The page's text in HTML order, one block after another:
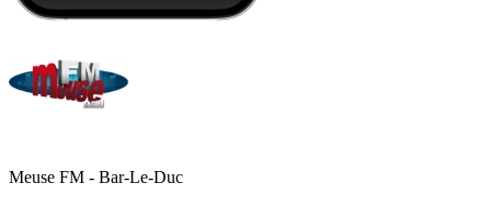
Meuse FM - Bar-Le-Duc